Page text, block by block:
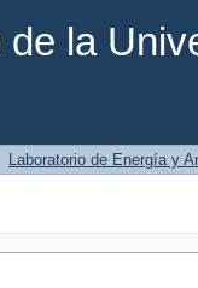
de la
Laboratorio de Energía y